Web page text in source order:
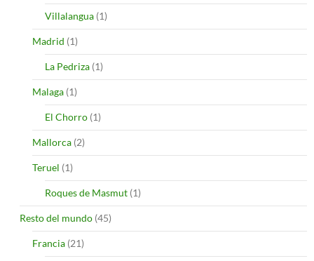
Villalangua (1)
Madrid (1)
La Pedriza (1)
Malaga (1)
El Chorro (1)
Mallorca (2)
Teruel (1)
Roques de Masmut (1)
Resto del mundo (45)
Francia (21)